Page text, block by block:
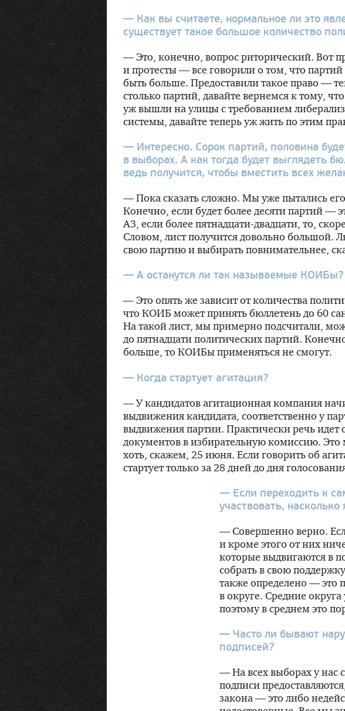
— Как вы считаете, нормальное ли это
существует такое большое количество
— Это, конечно, вопрос риторический. Вот
и протесты — все говорили о том, что
быть больше. Предоставили такое право —
столько партий, давайте вернемся к тому,
уж вышли на улицы с требованием
системы, давайте теперь уж жить по этим
— Интересно. Сорок партий, половина
в выборах. А как тогда будет выглядеть
ведь получится, чтобы вместить всех
— Пока сказать сложно. Мы уже пытались
Конечно, если будет более десяти партий —
А3, если более пятнадцати-двадцати, то,
Словом, лист получится довольно большой.
свою партию и выбирать повнимательнее,
— А останутся ли так называемые КОИБы?
— Это опять же зависит от количества
что КОИБ может принять бюллетень до 60
На такой лист, мы примерно подсчитали,
до пятнадцати политических партий.
больше, то КОИБы применяться не смогут.
— Когда стартует агитация?
— У кандидатов агитационная компания
выдвижения кандидата, соответственно у
выдвижения партии. Практически речь идет
документов в избирательную комиссию. Это
хоть, скажем, 25 июня. Если говорить об
стартует только за 28 дней до дня
— Если переходить к
участвовать,
— Совершенно верно.
и кроме этого от них
которые выдвигаются в
собрать в свою
также определено — это
в округе. Средние округа
поэтому в среднем это
— Часто ли бывают
подписей?
— На всех выборах у нас
подписи
закона — это либо